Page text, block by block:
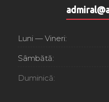
Luni — Vineri:
Sâmbătă:
Duminică: